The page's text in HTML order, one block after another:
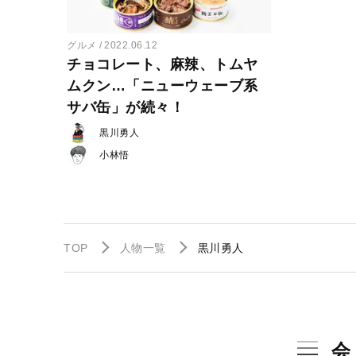
グルメ 2022.06.12
チョコレート、麻辣、トムヤ
ムクン…「ニューウェーブ系
サバ缶」が続々！
黒川勇人
小林悟
TOP 人物一覧 黒川勇人